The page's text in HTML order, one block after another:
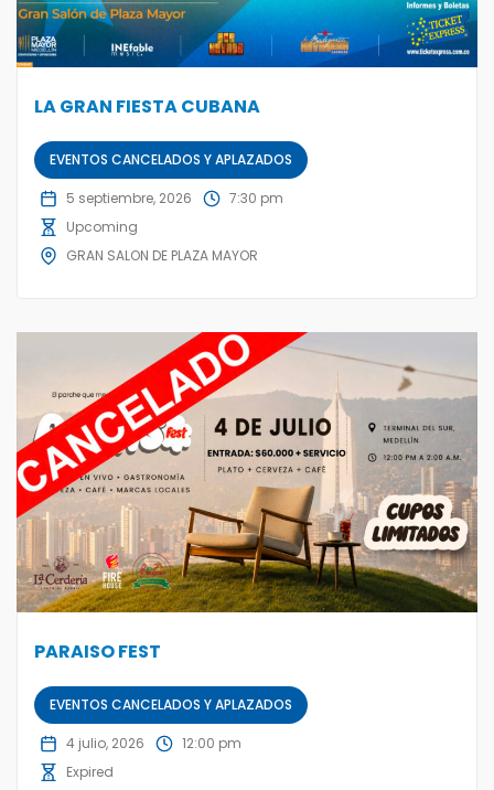
LA GRAN FIESTA CUBANA
EVENTOS CANCELADOS Y APLAZADOS
5 septiembre, 2026
7:30 pm
Upcoming
GRAN SALON DE PLAZA MAYOR
PARAISO FEST
EVENTOS CANCELADOS Y APLAZADOS
4 julio, 2026
12:00 pm
Expired